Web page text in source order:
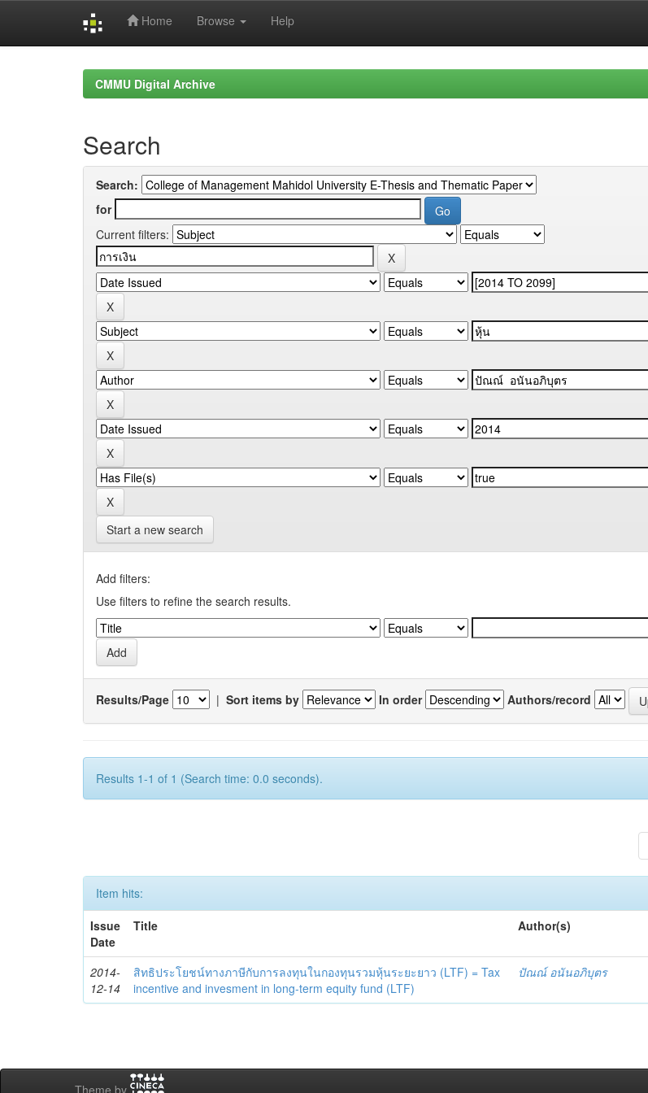
Home Browse Help
CMMU Digital Archive
Search
Search:
for
Current filters:
Start a new search
Add filters:
Use filters to refine the search results.
Results/Page | Sort items by In order Authors/record
Results 1-1 of 1 (Search time: 0.0 seconds).
Item hits:
Issue
Date
Title Author(s)
2014-
12-14
สิทธิประโยชน์ทางภาษีกับการลงทุนในกองทุนรวมหุ้นระยะยาว (LTF) = Tax
incentive and invesment in long-term equity fund (LTF)
ปัณณ์ อนันอภิบุตร